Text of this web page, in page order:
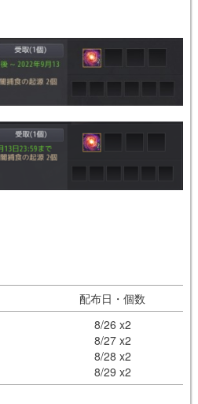
配布日・個数
8/26 x2
8/27 x2
8/28 x2
8/29 x2